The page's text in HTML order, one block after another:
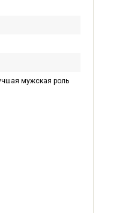
мужская роль